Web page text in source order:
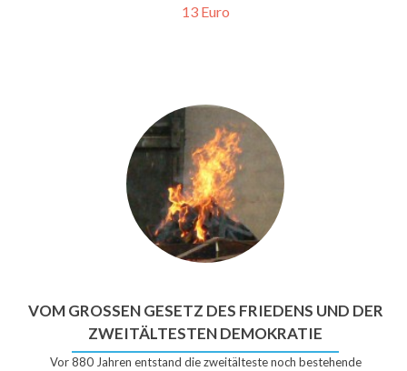
13 Euro
VOM GROSSEN GESETZ DES FRIEDENS UND DER Z
WEITÄLTESTEN DEMOKRATIE
Vor 880 Jahren entstand die zweitälteste noch bestehende